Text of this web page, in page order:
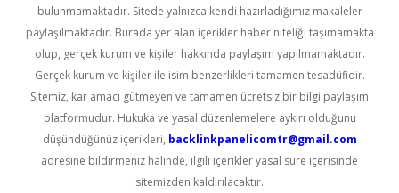
bulunmamaktadır. Sitede yalnızca kendi hazırladığımız makaleler
paylaşılmaktadır. Burada yer alan içerikler haber niteliği taşımamakta
olup, gerçek kurum ve kişiler hakkında paylaşım yapılmamaktadır.
Gerçek kurum ve kişiler ile isim benzerlikleri tamamen tesadüfidir.
Sitemiz, kar amacı gütmeyen ve tamamen ücretsiz bir bilgi paylaşım
platformudur. Hukuka ve yasal düzenlemelere aykırı olduğunu
düşündüğünüz içerikleri, backlinkpanelicomtr@gmail.com
adresine bildirmeniz halinde, ilgili içerikler yasal süre içerisinde
sitemizden kaldırılacaktır.